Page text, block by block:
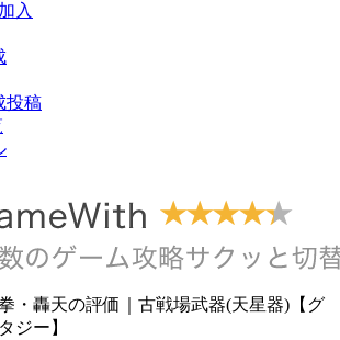
入
投稿
・轟天の評価｜古戦場武器(天星器)【グ
ジー】